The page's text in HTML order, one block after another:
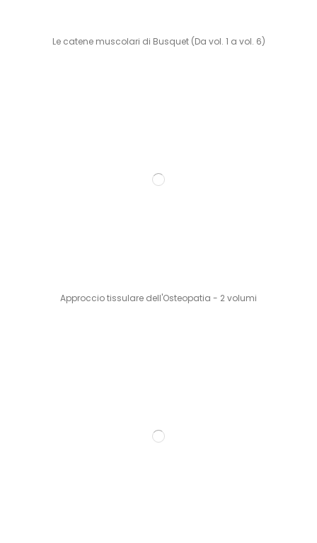
Le catene muscolari di Busquet (Da vol. 1 a vol. 6)
Approccio tissulare dell'Osteopatia - 2 volumi